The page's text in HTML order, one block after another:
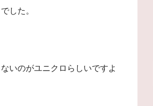
した。
いのがユニクロらしいですよ